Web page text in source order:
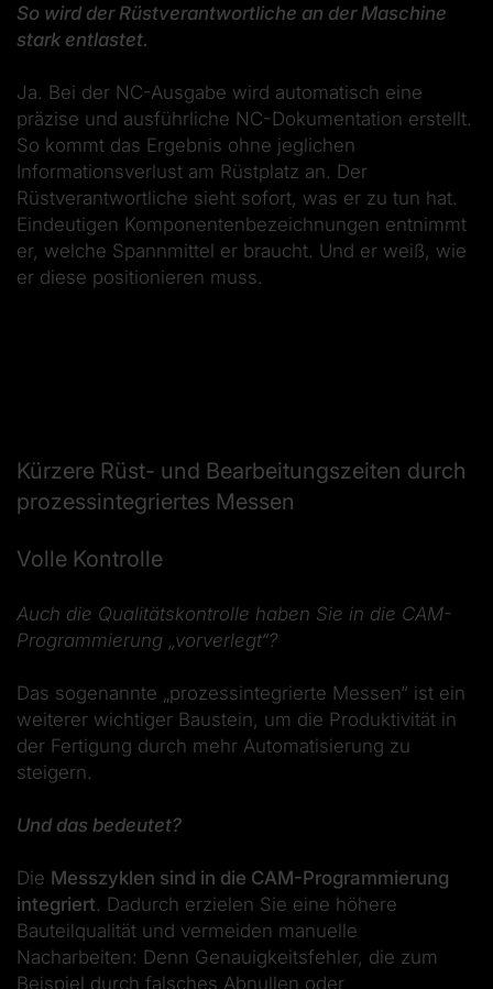
So wird der Rüstverantwortliche an der Maschine
stark entlastet.
Ja. Bei der NC-Ausgabe wird automatisch eine
präzise und ausführliche NC-Dokumentation erstellt.
So kommt das Ergebnis ohne jeglichen
Informationsverlust am Rüstplatz an. Der
Rüstverantwortliche sieht sofort, was er zu tun hat.
Eindeutigen Komponentenbezeichnungen entnimmt
er, welche Spannmittel er braucht. Und er weiß, wie
er diese positionieren muss.
Kürzere Rüst- und Bearbeitungszeiten durch
prozessintegriertes Messen
Volle Kontrolle
Auch die Qualitätskontrolle haben Sie in die CAM-
Programmierung „vorverlegt“?
Das sogenannte „prozessintegrierte Messen“ ist ein
weiterer wichtiger Baustein, um die Produktivität in
der Fertigung durch mehr Automatisierung zu
steigern.
Und das bedeutet?
Die Messzyklen sind in die CAM-Programmierung
integriert. Dadurch erzielen Sie eine höhere
Bauteilqualität und vermeiden manuelle
Nacharbeiten: Denn Genauigkeitsfehler, die zum
Beispiel durch falsches Abnullen oder